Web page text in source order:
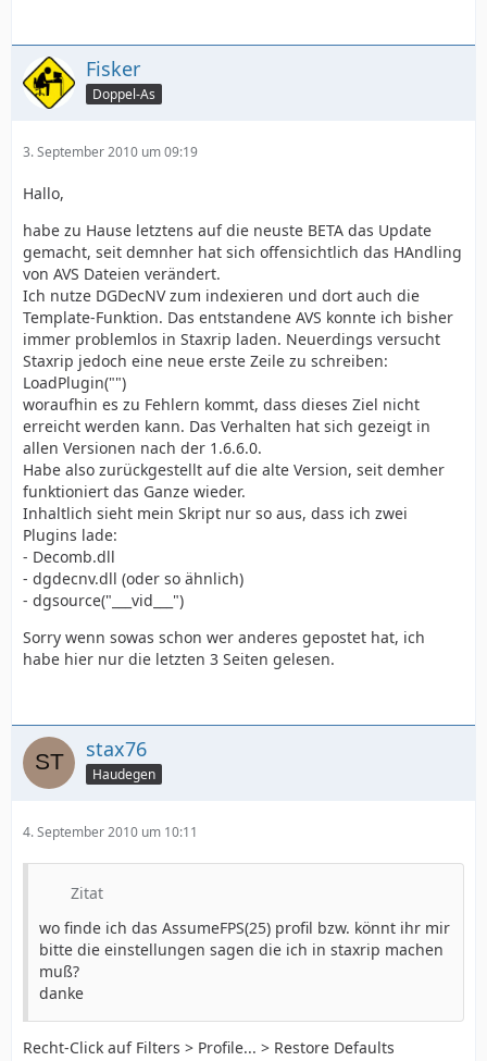
Fisker
Doppel-As
3. September 2010 um 09:19
Hallo,
habe zu Hause letztens auf die neuste BETA das Update
gemacht, seit demnher hat sich offensichtlich das HAndling
von AVS Dateien verändert.
Ich nutze DGDecNV zum indexieren und dort auch die
Template-Funktion. Das entstandene AVS konnte ich bisher
immer problemlos in Staxrip laden. Neuerdings versucht
Staxrip jedoch eine neue erste Zeile zu schreiben:
LoadPlugin("")
woraufhin es zu Fehlern kommt, dass dieses Ziel nicht
erreicht werden kann. Das Verhalten hat sich gezeigt in
allen Versionen nach der 1.6.6.0.
Habe also zurückgestellt auf die alte Version, seit demher
funktioniert das Ganze wieder.
Inhaltlich sieht mein Skript nur so aus, dass ich zwei
Plugins lade:
- Decomb.dll
- dgdecnv.dll (oder so ähnlich)
- dgsource("___vid___")
Sorry wenn sowas schon wer anderes gepostet hat, ich
habe hier nur die letzten 3 Seiten gelesen.
stax76
Haudegen
4. September 2010 um 10:11
Zitat
wo finde ich das AssumeFPS(25) profil bzw. könnt ihr mir
bitte die einstellungen sagen die ich in staxrip machen
muß?
danke
Recht-Click auf Filters > Profile... > Restore Defaults